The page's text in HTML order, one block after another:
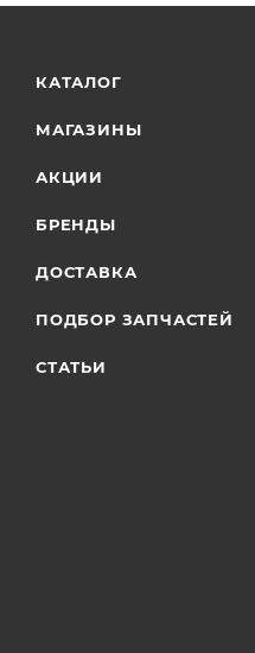
КАТАЛОГ
МАГАЗИНЫ
АКЦИИ
БРЕНДЫ
ДОСТАВКА
ПОДБОР ЗАПЧАСТЕЙ
СТАТЬИ